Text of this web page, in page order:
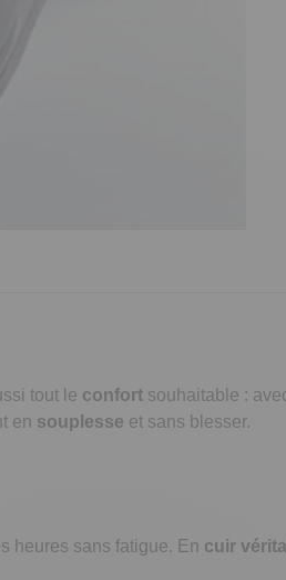
tout le confort souhaitable :
en souplesse et sans blesser.
heures sans fatigue. En cuir